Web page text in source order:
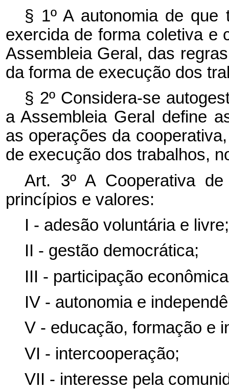
§ 1º A autonomia de
exercida de forma coletiva e
Assembleia Geral, das
da forma de execução dos
§ 2º Considera-se
a Assembleia Geral define
as operações da
de execução dos trabalhos,
Art. 3º A Cooperativa
princípios e valores:
I - adesão voluntária e livre;
II - gestão democrática;
III - participação
IV - autonomia e
V - educação, formação e
VI - intercooperação;
VII - interesse pela